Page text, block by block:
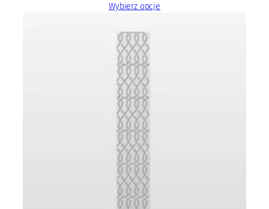
Wybierz opcje